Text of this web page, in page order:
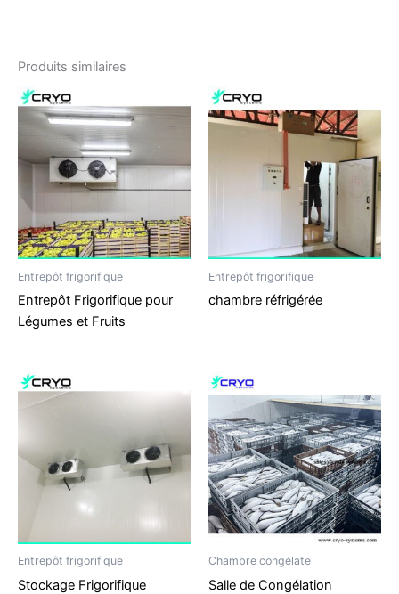
Produits similaires
Entrepôt frigorifique
Entrepôt Frigorifique pour
Légumes et Fruits
Entrepôt frigorifique
chambre réfrigérée
Entrepôt frigorifique
Stockage Frigorifique
Chambre congélate
Salle de Congélation